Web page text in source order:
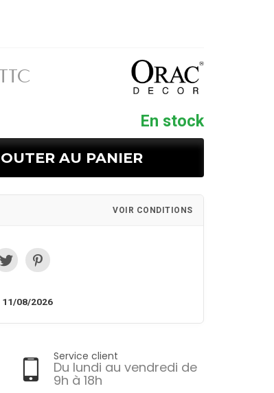
TTC
En stock
AU PANIER
VOIR CONDITIONS
08/2026
Service client
Du lundi au vendredi de
9h à 18h